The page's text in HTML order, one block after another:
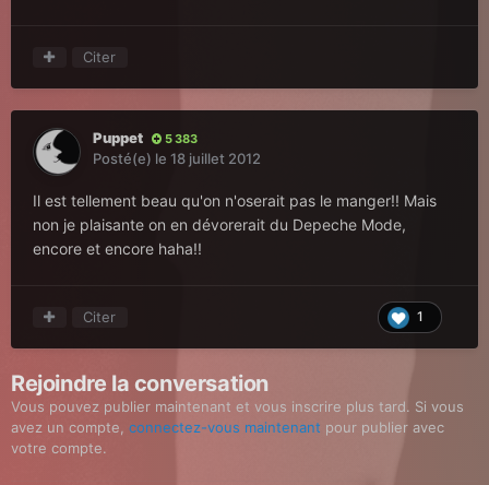
Citer
Puppet 5 383
Posté(e) le 18 juillet 2012
Il est tellement beau qu'on n'oserait pas le manger!! Mais
non je plaisante on en dévorerait du Depeche Mode,
encore et encore haha!!
1
Citer
Rejoindre la conversation
Vous pouvez publier maintenant et vous inscrire plus tard. Si vous
avez un compte, connectez-vous maintenant pour publier avec
votre compte.